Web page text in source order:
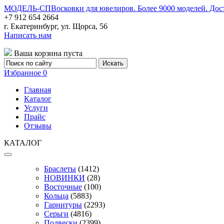
МОДЕЛЬ-СПВосковки для ювелиров. Более 9000 моделей.
+7 912 654 2664
г. Екатеринбург, ул. Щорса, 56
Написать нам
Ваша корзина пуста
Избранное 0
Главная
Каталог
Услуги
Прайс
Отзывы
КАТАЛОГ
Браслеты (1412)
НОВИНКИ (28)
Восточные (100)
Кольца (5883)
Гарнитуры (2293)
Серьги (4816)